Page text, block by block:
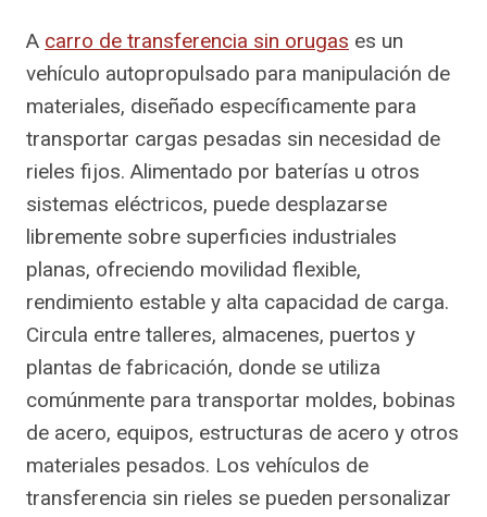
A carro de transferencia sin orugas es un
vehículo autopropulsado para manipulación de
materiales, diseñado específicamente para
transportar cargas pesadas sin necesidad de
rieles fijos. Alimentado por baterías u otros
sistemas eléctricos, puede desplazarse
libremente sobre superficies industriales
planas, ofreciendo movilidad flexible,
rendimiento estable y alta capacidad de carga.
Circula entre talleres, almacenes, puertos y
plantas de fabricación, donde se utiliza
comúnmente para transportar moldes, bobinas
de acero, equipos, estructuras de acero y otros
materiales pesados. Los vehículos de
transferencia sin rieles se pueden personalizar